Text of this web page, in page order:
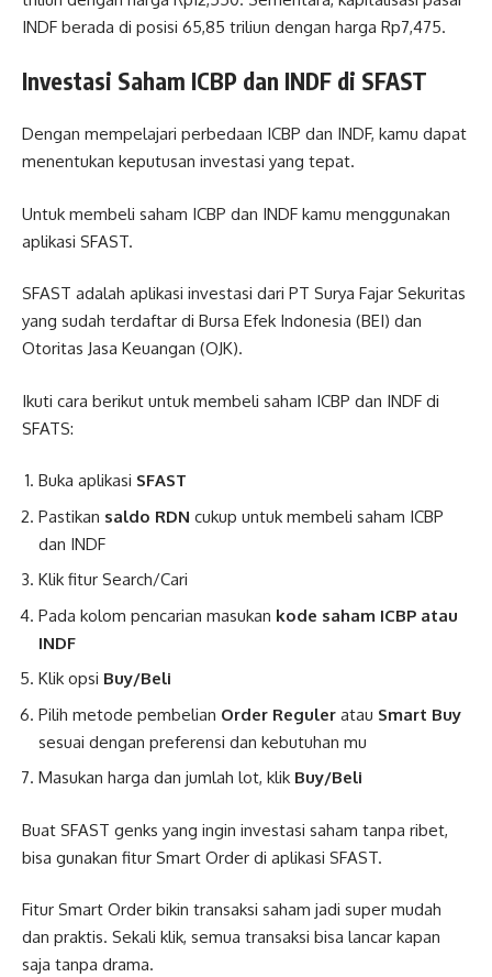
INDF berada di posisi 65,85 triliun dengan harga Rp7,475.
Investasi Saham ICBP dan INDF di SFAST
Dengan mempelajari perbedaan ICBP dan INDF, kamu dapat
menentukan keputusan investasi yang tepat.
Untuk membeli saham ICBP dan INDF kamu menggunakan
aplikasi SFAST.
SFAST adalah aplikasi investasi dari PT Surya Fajar Sekuritas
yang sudah terdaftar di Bursa Efek Indonesia (BEI) dan
Otoritas Jasa Keuangan (OJK).
Ikuti cara berikut untuk membeli saham ICBP dan INDF di
SFATS:
Buka aplikasi SFAST
Pastikan saldo RDN cukup untuk membeli saham ICBP
dan INDF
Klik fitur Search/Cari
Pada kolom pencarian masukan kode saham ICBP atau
INDF
Klik opsi Buy/Beli
Pilih metode pembelian Order Reguler atau Smart Buy
sesuai dengan preferensi dan kebutuhan mu
Masukan harga dan jumlah lot, klik Buy/Beli
Buat SFAST genks yang ingin investasi saham tanpa ribet,
bisa gunakan fitur Smart Order di aplikasi SFAST.
Fitur Smart Order bikin transaksi saham jadi super mudah
dan praktis. Sekali klik, semua transaksi bisa lancar kapan
saja tanpa drama.